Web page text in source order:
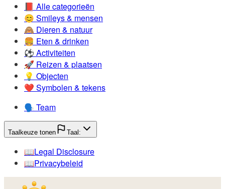
📕️ Alle categorieën
😊️ Smileys & mensen
🙈️ Dieren & natuur
🍔️ Eten & drinken
⚽️ Activiteiten
🚀️ Reizen & plaatsen
💡️ Objecten
❤️ Symbolen & tekens
🗣️ Team
Taalkeuze tonen Taal:
📖️Legal Disclosure
📖️Privacybeleid